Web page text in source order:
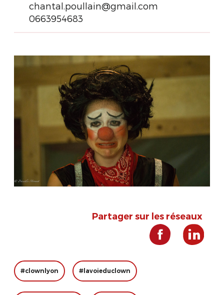
chantal.poullain@gmail.com
0663954683
Partager sur les réseaux
#clownlyon #lavoieduclown